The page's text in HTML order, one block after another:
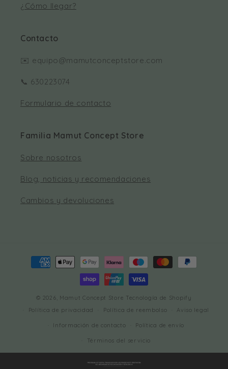
¿Cómo llegar?
Contacto
✉️ equipo@mamutconceptstore.com
📞 630223074
Formulario de contacto
Familia Mamut Concept Store
Sobre nosotros
Blog, noticias y recomendaciones
Cambios y devoluciones
Formas
© 2026, Mamut Concept Store Tecnología de Shopify
Política de privacidad
Política de reembolso Aviso legal
Información de contacto Política de envío
Términos del servicio